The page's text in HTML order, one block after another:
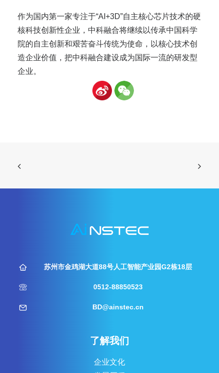
作为国内第一家专注于“AI+3D”自主核心芯片技术的硬
核科技创新性企业，中科融合将继续以传承中国科学
院的自主创新和艰苦奋斗传统为使命，以核心技术创
造企业价值，把中科融合建设成为国际一流的研发型
企业。
苏州市金鸡湖大道88号人工智能产业园G2栋18层
0512-88850523
BD@ainstec.cn
了解我们
企业文化